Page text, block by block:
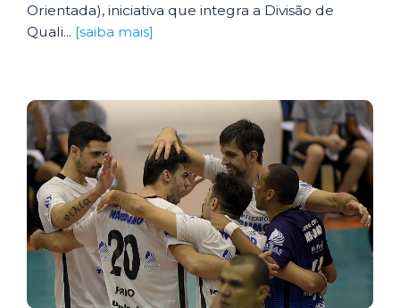
Orientada), iniciativa que integra a Divisão de
Quali... [saiba mais]